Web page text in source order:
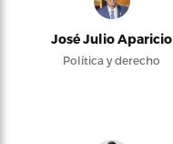
José Julio Aparicio
Política y derecho